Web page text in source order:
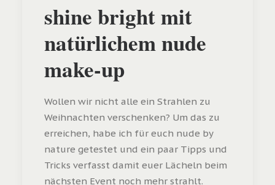
shine bright mit
natürlichem nude
make-up
Wollen wir nicht alle ein Strahlen zu
Weihnachten verschenken? Um das zu
erreichen, habe ich für euch nude by
nature getestet und ein paar Tipps und
Tricks verfasst damit euer Lächeln beim
nächsten Event noch mehr strahlt.